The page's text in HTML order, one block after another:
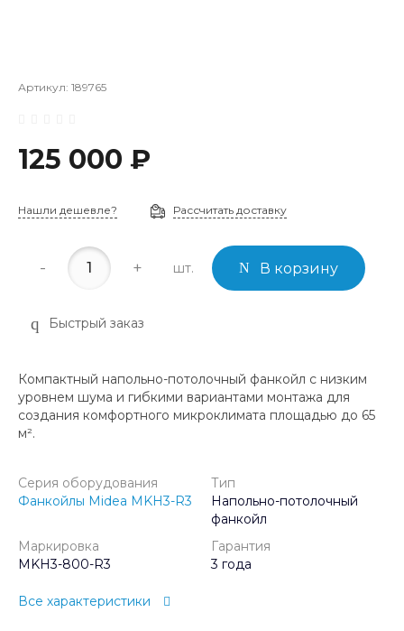
Артикул: 189765
125 000 ₽
Нашли дешевле? Рассчитать доставку
- + шт. В корзину
Быстрый заказ
Компактный напольно-потолочный фанкойл с низким
уровнем шума и гибкими вариантами монтажа для
создания комфортного микроклимата площадью до 65
м².
Серия оборудования
Фанкойлы Midea MKH3-R3
Тип
Напольно-потолочный
фанкойл
Маркировка
MKH3-800-R3
Гарантия
3 года
Все характеристики